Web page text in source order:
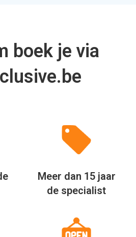
boek je via
Meer dan 15 jaar
de specialist